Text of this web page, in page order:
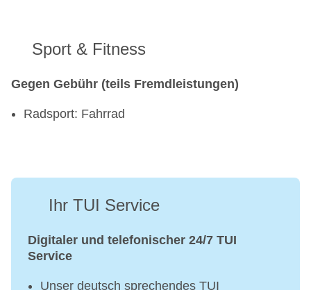
Sport & Fitness
Gegen Gebühr (teils Fremdleistungen)
Radsport: Fahrrad
Ihr TUI Service
Digitaler und telefonischer 24/7 TUI
Service
Unser deutsch sprechendes TUI